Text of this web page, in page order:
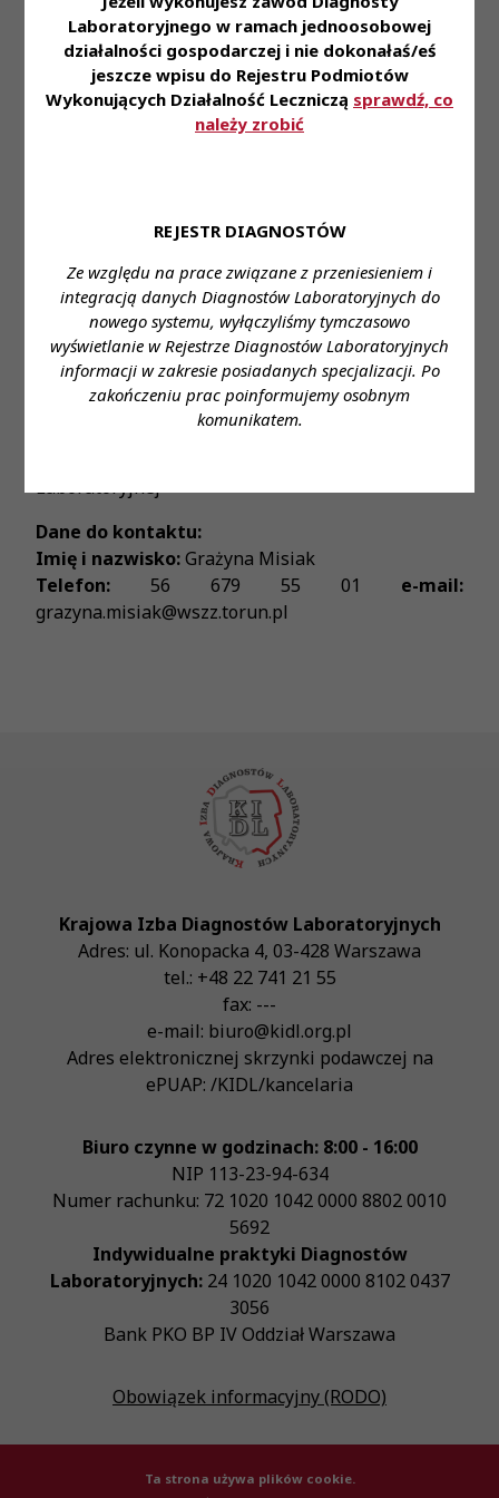
Laboratoryjnego w ramach jednoosobowej
działalności gospodarczej i nie dokonałaś/eś
jeszcze wpisu do Rejestru Podmiotów
Wykonujących Działalność Leczniczą sprawdź, co
należy zrobić
REJESTR DIAGNOSTÓW
Ze względu na prace związane z przeniesieniem i
integracją danych Diagnostów Laboratoryjnych do
nowego systemu, wyłączyliśmy tymczasowo
wyświetlanie w Rejestrze Diagnostów Laboratoryjnych
informacji w zakresie posiadanych specjalizacji. Po
zakończeniu prac poinformujemy osobnym
komunikatem.
• Możliwość podnoszenia swoich kwalifikacji i
zdobywania nowych doświadczeń
• Bardzo dobre warunki pracy, wczasy pod gruszą,
dofinansowanie szkoleń
• Praca w godzinach 7-20
Wymagane wykształcenie:Wykształcenie wyższe
Proponowane wynagrodzenie:od 5965,38 zł
brutto do
Forma zatrudnienia:umowa o pracę
Wymiar czasu pracy:pełny etat
Laboratoryjnej
Dane do kontaktu:
Imię i nazwisko:Grażyna Misiak
Telefon: 56 679 55 01 e-mail:
grazyna.misiak@wszz.torun.pl
Krajowa Izba Diagnostów Laboratoryjnych
Adres: ul. Konopacka 4, 03-428 Warszawa
tel.: +48 22 741 21 55
fax: ---
e-mail: biuro@kidl.org.pl
Adres elektronicznej skrzynki podawczej na
ePUAP: /KIDL/kancelaria
Biuro czynne w godzinach: 8:00 - 16:00
NIP 113-23-94-634
Numer rachunku: 72 1020 1042 0000 8802 0010
5692
Indywidualne praktyki Diagnostów
Laboratoryjnych:24 1020 1042 0000 8102 0437
3056
Bank PKO BP IV Oddział Warszawa
Obowiązek informacyjny (RODO)
Ta strona używa plików cookie.